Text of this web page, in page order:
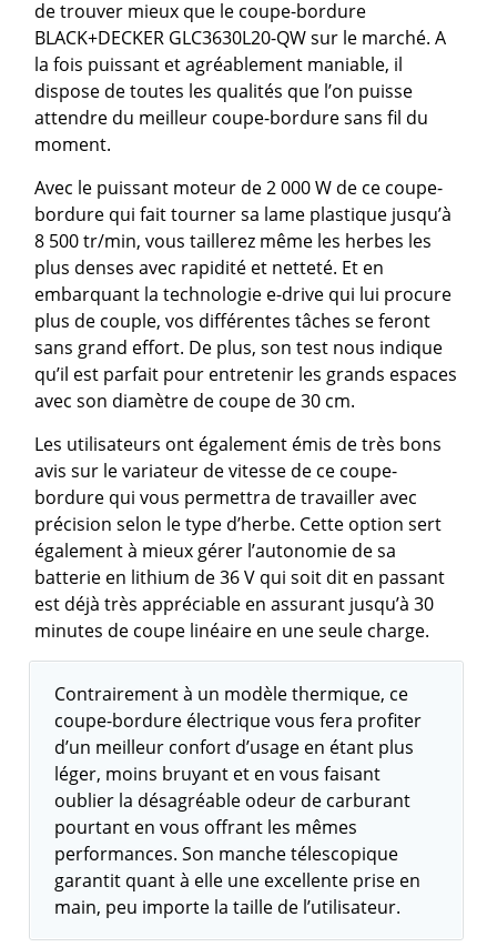
de trouver mieux que le coupe-bordure
BLACK+DECKER GLC3630L20-QW sur le marché. A
la fois puissant et agréablement maniable, il
dispose de toutes les qualités que l’on puisse
attendre du meilleur coupe-bordure sans fil du
moment.
Avec le puissant moteur de 2 000 W de ce coupe-
bordure qui fait tourner sa lame plastique jusqu’à
8 500 tr/min, vous taillerez même les herbes les
plus denses avec rapidité et netteté. Et en
embarquant la technologie e-drive qui lui procure
plus de couple, vos différentes tâches se feront
sans grand effort. De plus, son test nous indique
qu’il est parfait pour entretenir les grands espaces
avec son diamètre de coupe de 30 cm.
Les utilisateurs ont également émis de très bons
avis sur le variateur de vitesse de ce coupe-
bordure qui vous permettra de travailler avec
précision selon le type d’herbe. Cette option sert
également à mieux gérer l’autonomie de sa
batterie en lithium de 36 V qui soit dit en passant
est déjà très appréciable en assurant jusqu’à 30
minutes de coupe linéaire en une seule charge.
Contrairement à un modèle thermique, ce
coupe-bordure électrique vous fera profiter
d’un meilleur confort d’usage en étant plus
léger, moins bruyant et en vous faisant
oublier la désagréable odeur de carburant
pourtant en vous offrant les mêmes
performances. Son manche télescopique
garantit quant à elle une excellente prise en
main, peu importe la taille de l’utilisateur.